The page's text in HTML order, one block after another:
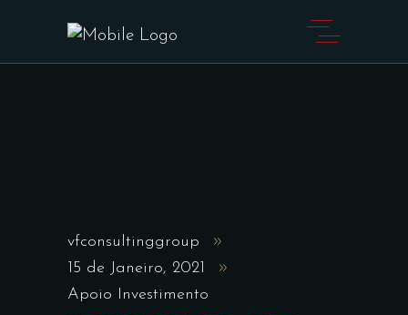
vfconsultinggroup
15 de Janeiro, 2021
Apoio Investimento